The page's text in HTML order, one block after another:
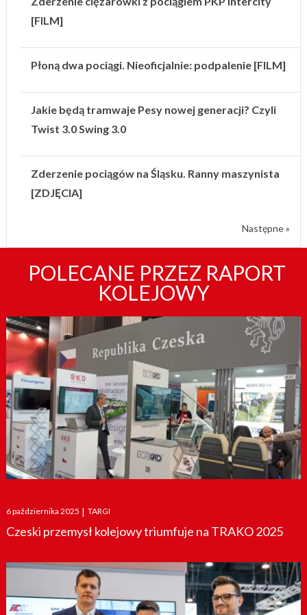
[FILM]
Płoną dwa pociągi. Nieoficjalnie: podpalenie [FILM]
Jakie będą tramwaje Pesy nowej generacji? Czyli
Twist 3.0 Swing 3.0
Zderzenie pociągów na Śląsku. Ranny maszynista
[ZDJĘCIA]
Następne »
POLECANE PRZEZ RAPORT
KOLEJOWY
Posted
on
6 października 2025 | TARGI
Czeski przemysł kolejowy triumfuje na TRAKO 2025